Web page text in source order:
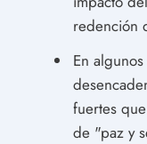
redención
En
fuertes
de "paz y